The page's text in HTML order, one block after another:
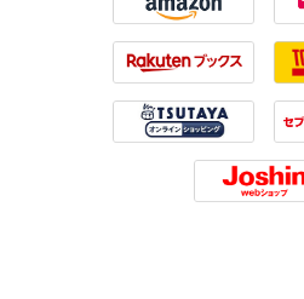
Amazon
Rakuten
Tsutaya
Joshin